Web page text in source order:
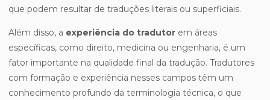
que podem resultar de traduções literais ou superficiais.
Além disso, a experiência do tradutor em áreas
específicas, como direito, medicina ou engenharia, é um
fator importante na qualidade final da tradução. Tradutores
com formação e experiência nesses campos têm um
conhecimento profundo da terminologia técnica, o que